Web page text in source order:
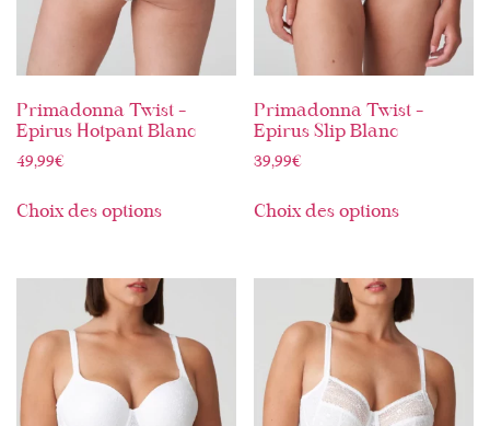
Primadonna Twist –
Epirus Hotpant Blanc
49,99€
Choix des options
Primadonna Twist –
Epirus Slip Blanc
39,99€
Choix des options